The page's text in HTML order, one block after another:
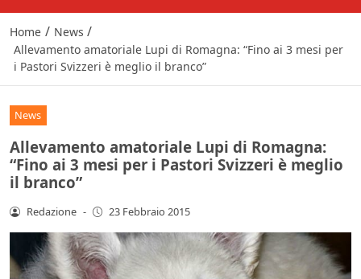
Home / News /
Allevamento amatoriale Lupi di Romagna: “Fino ai 3 mesi per
i Pastori Svizzeri è meglio il branco”
News
Allevamento amatoriale Lupi di Romagna:
“Fino ai 3 mesi per i Pastori Svizzeri è meglio
il branco”
Redazione - 23 Febbraio 2015